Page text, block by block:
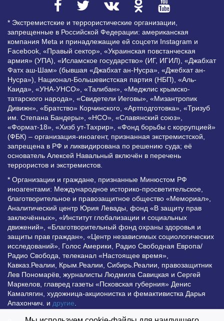
* Экстремистские и террористические организации,
запрещенные в Российской Федерации: американская
компания Meta и принадлежащие ей соцсети Instagram и
Facebook, «Правый сектор», «Украинская повстанческая
армия» (УПА), «Исламское государство» (ИГ, ИГИЛ), «Джабхат
Фатх аш-Шам» (бывшая «Джабхат ан-Нусра», «Джебхат ан-
Нусра»), Национал-Большевистская партия (НБП), «Аль-
Каида», «УНА-УНСО», «Талибан», «Меджлис крымско-
татарского народа», «Свидетели Иеговы», «Мизантропик
Дивижн», «Братство» Корчинского, «Артподготовка», «Тризуб
им. Степана Бандеры», «НСО», «Славянский союз»,
«Формат-18», «Хизб ут-Тахрир», «Фонд борьбы с коррупцией»
(ФБК) – организация-иноагент, признанная экстремистской,
запрещена в РФ и ликвидирована по решению суда; её
основатель Алексей Навальный включён в перечень
террористов и экстремистов.
* Организации и граждане, признанные Минюстом РФ
иноагентами: Международное историко-просветительское,
благотворительное и правозащитное общество «Мемориал»,
Аналитический центр Юрия Левады, фонд «В защиту прав
заключённых», «Институт глобализации и социальных
движений», «Благотворительный фонд охраны здоровья и
защиты прав граждан», «Центр независимых социологических
исследований», Голос Америки, Радио Свободная Европа/
Радио Свобода, телеканал «Настоящее время»,
Кавказ.Реалии, Крым.Реалии, Сибирь.Реалии, правозащитник
Лев Пономарёв, журналисты Людмила Савицкая и Сергей
Маркелов, главред газеты «Псковская губерния» Денис
Камалягин, художница-акционистка и фемактивистка Дарья
Апахончич. и другие